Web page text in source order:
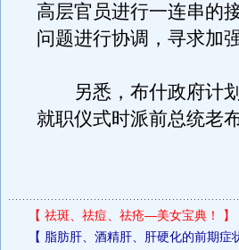
高层官员进行一连串的
问题进行协调，寻求加
另悉，布什政府计划
就职仪式时派前总统老
【 祛斑、祛痘、祛疮—美女宝典！ 】
【 脂肪肝、酒精肝、肝硬化的前期症